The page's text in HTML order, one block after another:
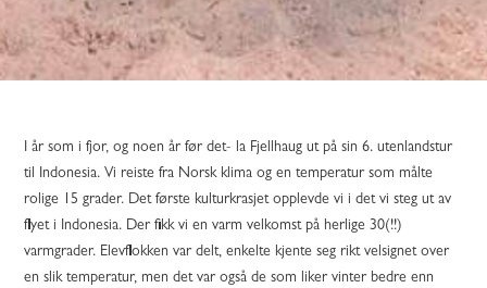
I år som i fjor, og noen år før det- la Fjellhaug ut på sin 6. utenlandstur
til Indonesia. Vi reiste fra Norsk klima og en temperatur som målte
rolige 15 grader. Det første kulturkrasjet opplevde vi i det vi steg ut av
flyet i Indonesia. Der fikk vi en varm velkomst på herlige 30(!!)
varmgrader. Elevflokken var delt, enkelte kjente seg rikt velsignet over
en slik temperatur, men det var også de som liker vinter bedre enn